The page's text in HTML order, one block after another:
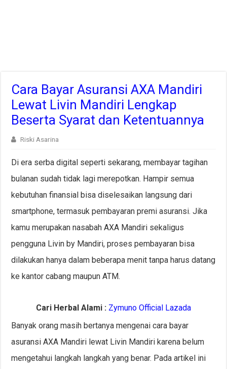
Cara Bayar Asuransi AXA Mandiri
Lewat Livin Mandiri Lengkap
Beserta Syarat dan Ketentuannya
Riski Asarina
Di era serba digital seperti sekarang, membayar tagihan
bulanan sudah tidak lagi merepotkan. Hampir semua
kebutuhan finansial bisa diselesaikan langsung dari
smartphone, termasuk pembayaran premi asuransi. Jika
kamu merupakan nasabah AXA Mandiri sekaligus
pengguna Livin by Mandiri, proses pembayaran bisa
dilakukan hanya dalam beberapa menit tanpa harus datang
ke kantor cabang maupun ATM.
Cari Herbal Alami : Zymuno Official Lazada
Banyak orang masih bertanya mengenai cara bayar
asuransi AXA Mandiri lewat Livin Mandiri karena belum
mengetahui langkah langkah yang benar. Pada artikel ini